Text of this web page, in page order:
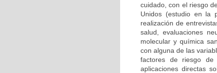
cuidado, con el riesgo
Unidos (estudio en la
realización de
salud, evaluaciones
molecular y química
con alguna de las
factores de riesgo de
aplicaciones directas